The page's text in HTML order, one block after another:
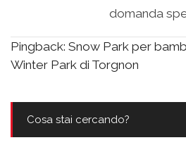
domanda
Pingback: Snow Park per
Winter Park di Torgnon
Cosa stai cercando?